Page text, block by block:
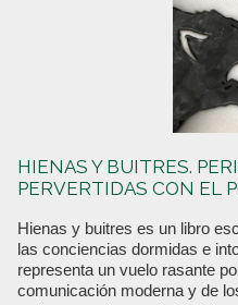
HIENAS Y BUITRES.
PERVERTIDAS CON EL
Hienas y buitres es un libro
las conciencias dormidas e
representa un vuelo rasante
comunicación moderna y de